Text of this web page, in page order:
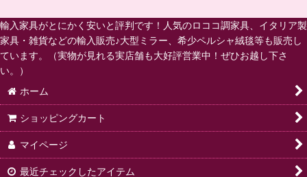
輸入家具がとにかく安いと評判です！人気のロココ調家具、イタリア製
家具・雑貨などの輸入販売♪大型ミラー、希少ペルシャ絨毯等も販売し
ています。（実物が見れる実店舗も大好評営業中！ぜひお越し下さ
い。）
ホーム
ショッピングカート
マイページ
最近チェックしたアイテム